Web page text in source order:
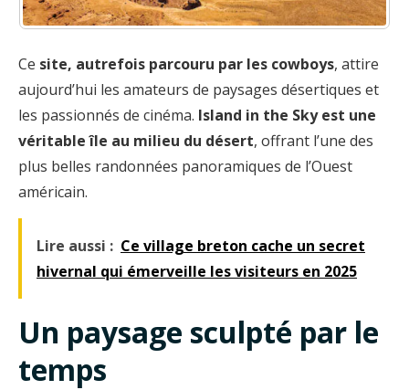
Ce site, autrefois parcouru par les cowboys, attire
aujourd’hui les amateurs de paysages désertiques et
les passionnés de cinéma. Island in the Sky est une
véritable île au milieu du désert, offrant l’une des
plus belles randonnées panoramiques de l’Ouest
américain.
Lire aussi : Ce village breton cache un secret
hivernal qui émerveille les visiteurs en 2025
Un paysage sculpté par le
temps